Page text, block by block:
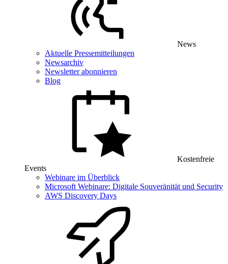
News
Aktuelle Pressemitteilungen
Newsarchiv
Newsletter abonnieren
Blog
Kostenfreie
Events
Webinare im Überblick
Microsoft Webinare: Digitale Souveränität und Security
AWS Discovery Days